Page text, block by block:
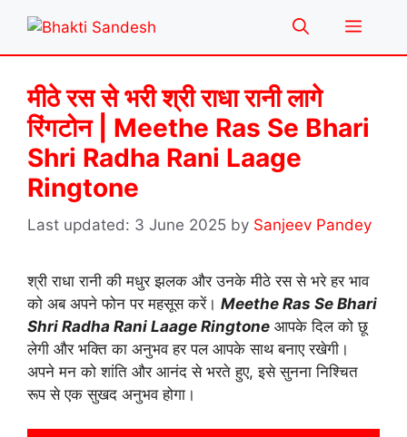
content
Menu
मीठे रस से भरी श्री राधा रानी लागे
रिंगटोन | Meethe Ras Se Bhari
Shri Radha Rani Laage
Ringtone
3 June 2025 by Sanjeev Pandey
श्री राधा रानी की मधुर झलक और उनके मीठे रस से भरे हर भाव
को अब अपने फोन पर महसूस करें। Meethe Ras Se Bhari
Shri Radha Rani Laage Ringtone आपके दिल को छू
लेगी और भक्ति का अनुभव हर पल आपके साथ बनाए रखेगी।
अपने मन को शांति और आनंद से भरते हुए, इसे सुनना निश्चित
रूप से एक सुखद अनुभव होगा।